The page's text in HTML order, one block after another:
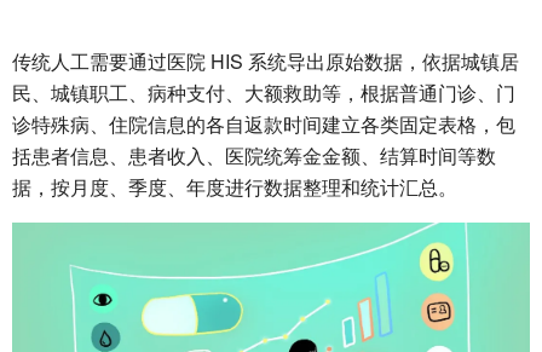
传统人工需要通过医院 HIS 系统导出原始数据，依据城镇居
民、城镇职工、病种支付、大额救助等，根据普通门诊、门
诊特殊病、住院信息的各自返款时间建立各类固定表格，包
括患者信息、患者收入、医院统筹金金额、结算时间等数
据，按月度、季度、年度进行数据整理和统计汇总。